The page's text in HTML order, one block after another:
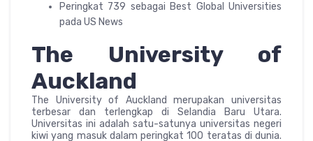
Peringkat 739 sebagai Best Global Universities
pada US News
The University of
Auckland
The University of Auckland merupakan universitas
terbesar dan terlengkap di Selandia Baru Utara.
Universitas ini adalah satu-satunya universitas negeri
kiwi yang masuk dalam peringkat 100 teratas di dunia.